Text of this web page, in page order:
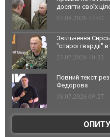
досягти своїх
03.08.2026 13:02
Звільнення
"старої гвардії"
23.07.2026 10:32
Повний текст
Федорова
18.07.2026 09:27